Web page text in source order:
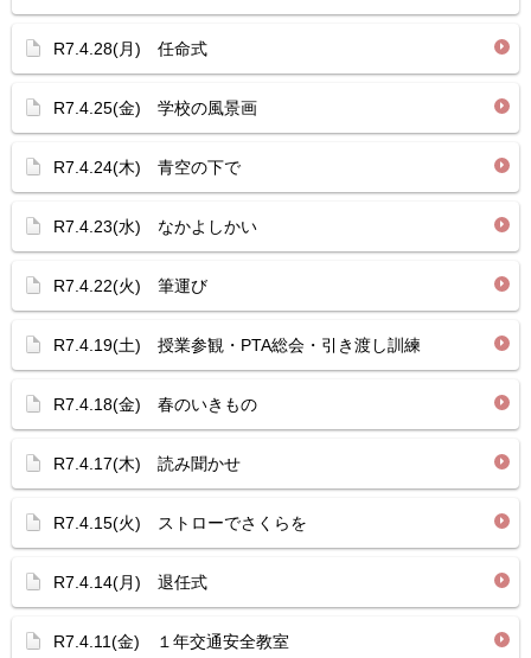
R7.4.28(月) 任命式
R7.4.25(金) 学校の風景画
R7.4.24(木) 青空の下で
R7.4.23(水) なかよしかい
R7.4.22(火) 筆運び
R7.4.19(土) 授業参観・PTA総会・引き渡し訓練
R7.4.18(金) 春のいきもの
R7.4.17(木) 読み聞かせ
R7.4.15(火) ストローでさくらを
R7.4.14(月) 退任式
R7.4.11(金) １年交通安全教室